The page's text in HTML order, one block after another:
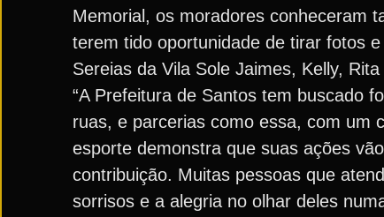
Memorial, os moradores conheceram
terem tido oportunidade de tirar fotos
Sereias da Vila Sole Jaimes, Kelly,
“A Prefeitura de Santos tem buscado
ruas, e parcerias como essa, com um
esporte demonstra que suas ações
contribuição. Muitas pessoas que
sorrisos e a alegria no olhar deles